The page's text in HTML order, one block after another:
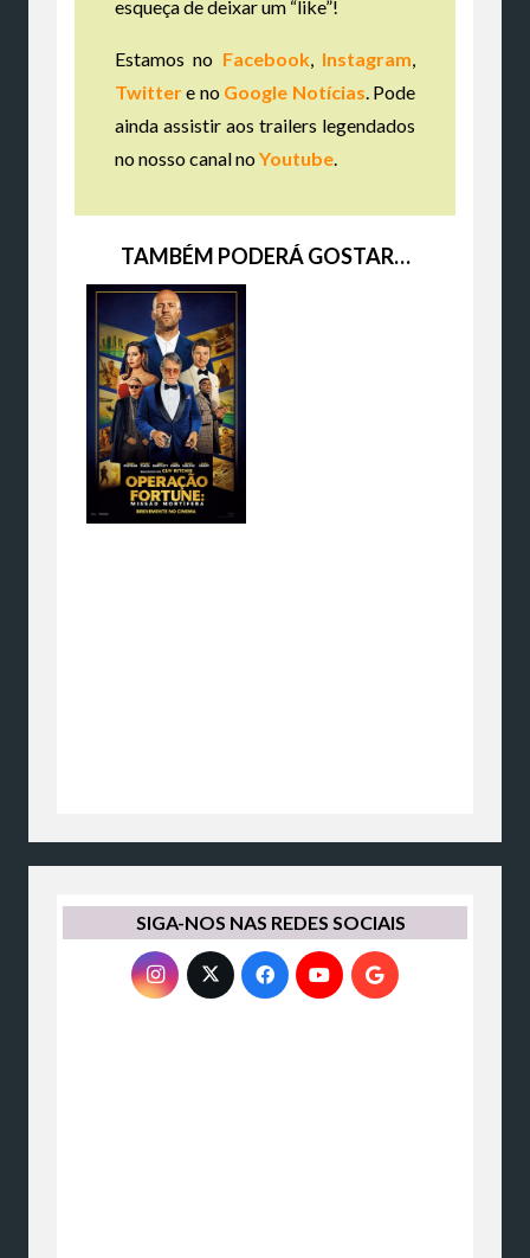
esqueça de deixar um “like”!
Estamos no Facebook, Instagram
Twittere no Google Notícias . Pode
ainda assistir aos trailers legendados
no nosso canal noYoutube
TAMBÉM PODERÁ GOSTAR…
SIGA-NOS NAS REDES SOCIAIS